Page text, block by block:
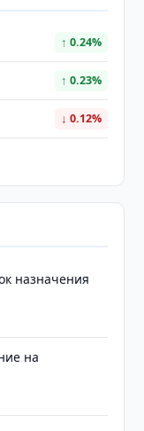
↑ 0.24%
↑ 0.23%
↓ 0.12%
назначения
на